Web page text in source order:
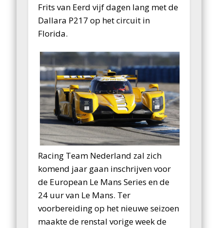
Frits van Eerd vijf dagen lang met de
Dallara P217 op het circuit in
Florida.
Racing Team Nederland zal zich
komend jaar gaan inschrijven voor
de European Le Mans Series en de
24 uur van Le Mans. Ter
voorbereiding op het nieuwe seizoen
maakte de renstal vorige week de